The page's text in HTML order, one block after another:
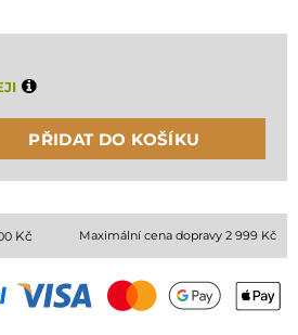
PŘIDAT DO KOŠÍKU
Kč Maximální cena dopravy 2 999 Kč